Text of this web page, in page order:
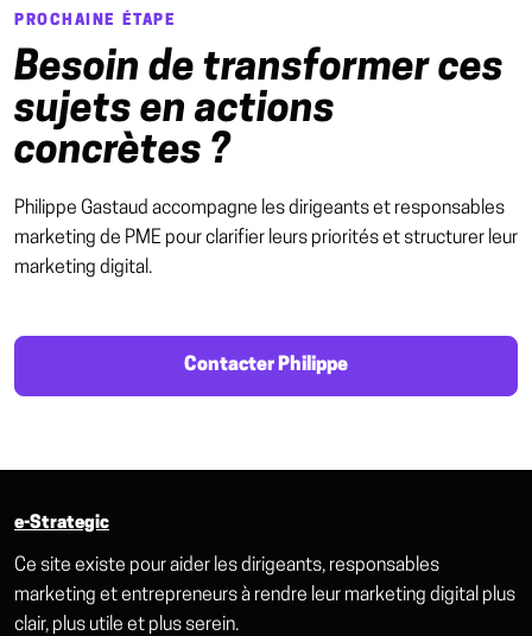
PROCHAINE ÉTAPE
Besoin de transformer ces
sujets en actions
concrètes ?
Philippe Gastaud accompagne les dirigeants et responsables
marketing de PME pour clarifier leurs priorités et structurer leur
marketing digital.
Contacter Philippe
e-Strategic
Ce site existe pour aider les dirigeants, responsables
marketing et entrepreneurs à rendre leur marketing digital plus
clair, plus utile et plus serein.